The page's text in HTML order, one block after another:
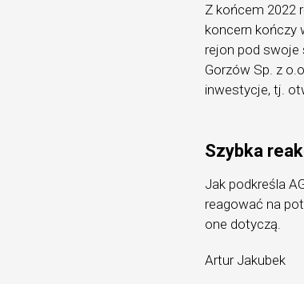
Z końcem 2022
koncern kończy
rejon pod swoje
Gorzów Sp. z
inwestycje, tj.
Szybka
Jak podkreśla
reagować na
one dotyczą.
Artur Jakubek